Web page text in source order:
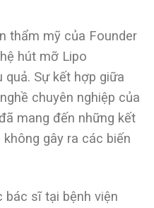
thẩm mỹ của Founder
hút mỡ Lipo
quả. Sự kết hợp giữa
chuyên nghiệp của
mang đến những kết
gây ra các biến
bác sĩ tại bệnh viện